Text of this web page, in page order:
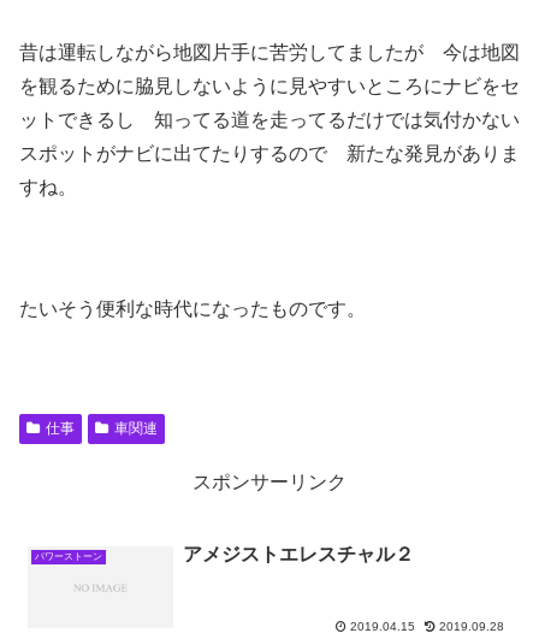
昔は運転しながら地図片手に苦労してましたが 今は地図
を観るために脇見しないように見やすいところにナビをセ
ットできるし 知ってる道を走ってるだけでは気付かない
スポットがナビに出てたりするので 新たな発見がありま
すね。
たいそう便利な時代になったものです。
仕事 車関連
スポンサーリンク
パワーストーン アメジストエレスチャル２
2019.04.15 2019.09.28